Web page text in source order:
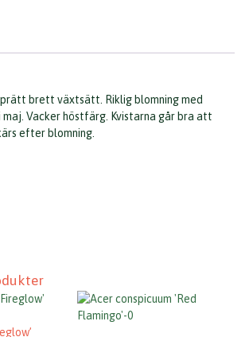
brett växtsätt. Riklig blomning med
Vacker höstfärg. Kvistarna går bra att
efter blomning.